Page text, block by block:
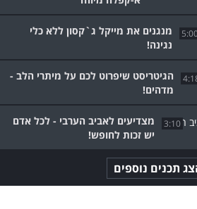
מנגנים את מייקל ג`קסון ללא כלי
נגינה!
הגיטריסט שיפרוט לכם על מיתרי הלב -
מדהים!
3:10
מצדיעים לאביב הערבי - לכל אדם
יש זכות לחופש!
תכנים נוספים